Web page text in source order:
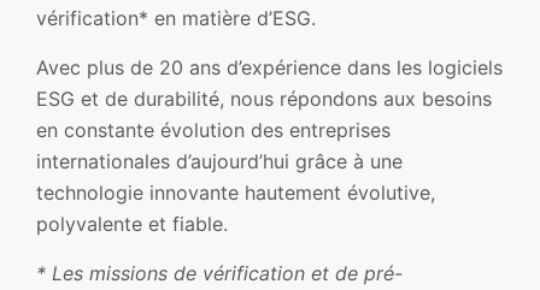
vérification* en matière d’ESG.
Avec plus de 20 ans d’expérience dans les logiciels
ESG et de durabilité, nous répondons aux besoins
en constante évolution des entreprises
internationales d’aujourd’hui grâce à une
technologie innovante hautement évolutive,
polyvalente et fiable.
* Les missions de vérification et de pré-